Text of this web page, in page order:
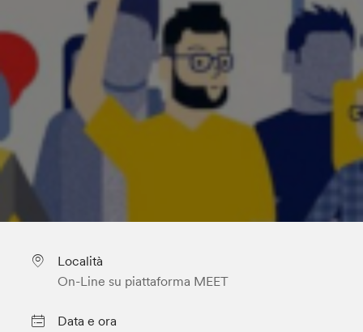
Località
On-Line su piattaforma MEET
Data e ora